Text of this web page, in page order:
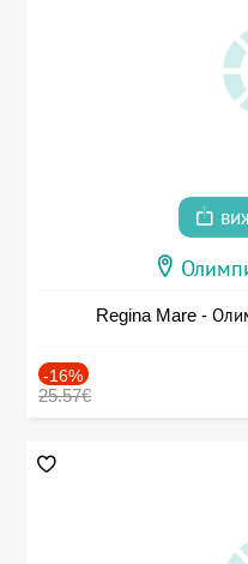
Regina Mare -
-16%
25.57€